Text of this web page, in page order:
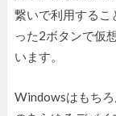
繋いで利用するこ
った2ボタンで仮
います。
Windowsはもち